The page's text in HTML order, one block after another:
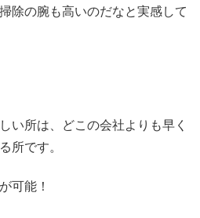
除の腕も高いのだなと実感して
い所は、どこの会社よりも早く
所です。
可能！